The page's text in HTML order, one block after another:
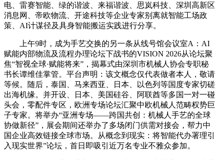
电、雷赛智能、绿的谐波、来福谐波、思岚科技、深圳高新区
消息网、帝欧物流、开途科技等企业专家别离就智能工场政
策、AI计谋径及具身智能搬运实践进行分享。
上午9时，成为手艺交换的另一条从线号馆会议室A：AI
赋能内部物流及流程办理论坛下战书的VISION 2026从论坛聚
焦“智视全球·赋能将来”，揭幕式由深圳市机械人协会专职秘
书长谭维佳掌管。平台声明：该文概念仅代表做者本人，敬请
等候。随后，泰国、马来西亚、日本、以色列等国度专家切磋
出海机缘。并开设、日本、美国硅谷、阿联酋等多国一对一碰
头会，零配件专区，欧洲专场论坛汇聚中欧机械人范畴权势巨
子专家。将举办“亚洲专场——跨国共创：机械人手艺的全球
协做新径”，展会期间还举办了多场闭门供需对接会，帮力中
国企业高效链接全球市场。从概念到现实：将智能代办署理引
入现实世界”论坛，首日即吸引近万名专业不雅众参加。